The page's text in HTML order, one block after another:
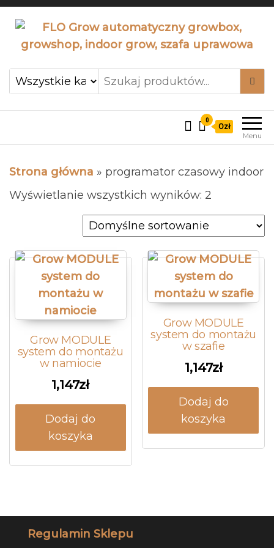
FLO Grow automatyczny
growbox, growshop, indoor
grow, szafa uprawowa
Flogrow cabinet system,
indoor caginet grow, lampy
Menu
0
0zł
Strona główna » programator czasowy indoor
Wyświetlanie wszystkich wyników: 2
Grow MODULE
system do montażu
w namiocie
1,147zł
Dodaj do
koszyka
Grow MODULE
system do montażu
w szafie
1,147zł
Dodaj do
koszyka
Regulamin Sklepu